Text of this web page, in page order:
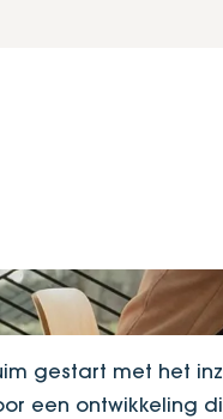
de
gestart met het
een ontwikkeling